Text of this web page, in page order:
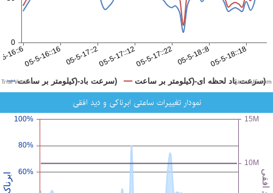
CanvasJS.com
نمودار تغییرات ساعتی ابرناکی و دید افقی